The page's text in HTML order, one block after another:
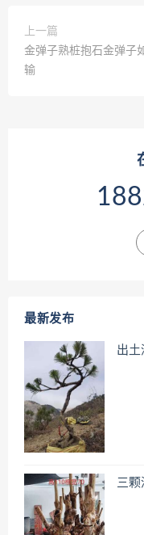
上一篇
金弹子熟桩抱石金弹子
输
最新发布
出土
三颗